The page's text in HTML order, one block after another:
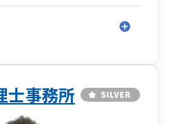
士事務所